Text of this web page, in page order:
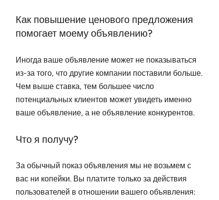
Как повышение ценового предложения
помогает моему объявлению?
Иногда ваше объявление может не показываться
из-за того, что другие компании поставили больше.
Чем выше ставка, тем большее число
потенциальных клиентов может увидеть именно
ваше объявление, а не объявление конкурентов.
Что я получу?
За обычный показ объявления мы не возьмем с
вас ни копейки. Вы платите только за действия
пользователей в отношении вашего объявления: